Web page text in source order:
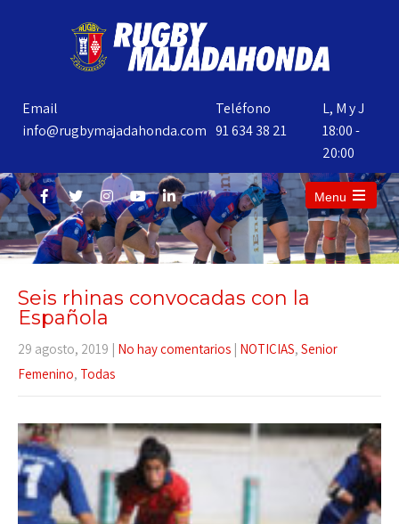
Email
info@rugbymajadahonda.com
Teléfono
91 634 38 21
L, M y J
18:00 -
20:00
Menu
Seis rhinas convocadas con la
Española
29 agosto, 2019 | No hay comentarios | NOTICIAS, Senior
Femenino, Todas